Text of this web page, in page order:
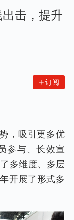
击，提升
订阅
，吸引更多优
参与、长效宣
多维度、多层
开展了形式多